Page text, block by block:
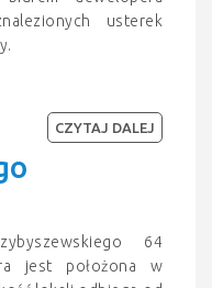
usterek
64
jest położona w
CZYTAJ DALEJ